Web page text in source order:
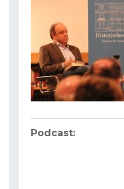
Podcast: